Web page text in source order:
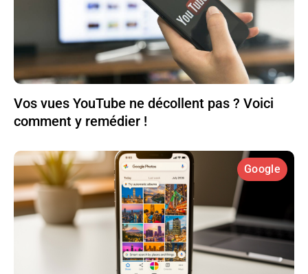
Vos vues YouTube ne décollent pas ? Voici
comment y remédier !
Google